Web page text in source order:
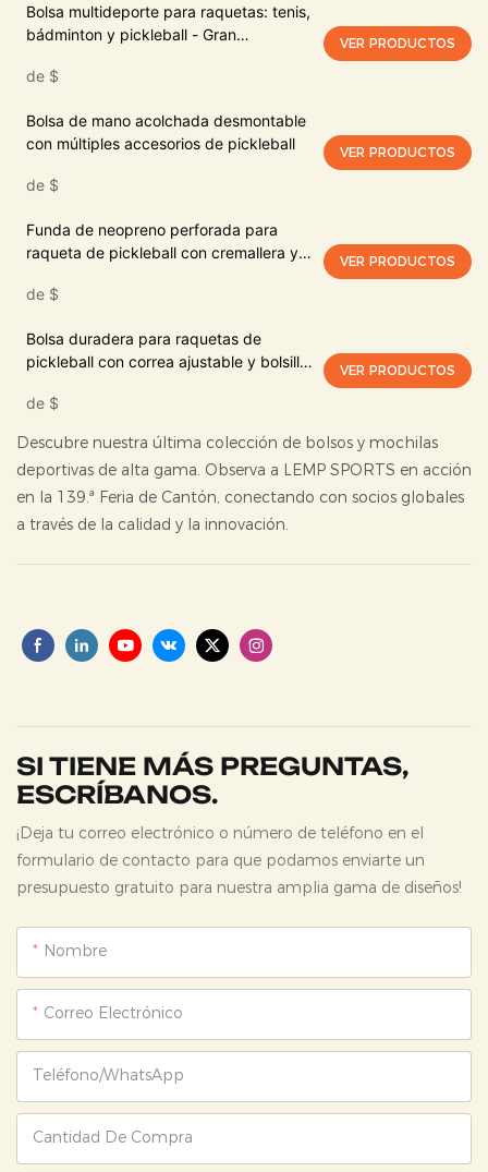
Bolsa multideporte para raquetas: tenis,
bádminton y pickleball - Gran
de $
VER PRODUCTOS
Bolsa de mano acolchada desmontable
con múltiples accesorios de pickleball
de $
VER PRODUCTOS
Funda de neopreno perforada para
raqueta de pickleball con cremallera y
de $
VER PRODUCTOS
Bolsa duradera para raquetas de
pickleball con correa ajustable y bolsillo
de $
VER PRODUCTOS
Descubre nuestra última colección de bolsos y mochilas
deportivas de alta gama. Observa a LEMP SPORTS en acción
en la 139.ª Feria de Cantón, conectando con socios globales
a través de la calidad y la innovación.
SI TIENE MÁS PREGUNTAS,
ESCRÍBANOS.
¡Deja tu correo electrónico o número de teléfono en el
formulario de contacto para que podamos enviarte un
presupuesto gratuito para nuestra amplia gama de diseños!
Nombre
Correo Electrónico
Teléfono/WhatsApp
Cantidad De Compra